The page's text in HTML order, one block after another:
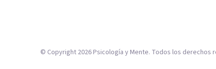
© Copyright 2026Psicología y Mente. Todos los derechos